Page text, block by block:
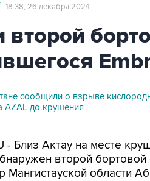
18:38, 26 декабря 2024
сообщили о взрыве
AZAL до крушения
- Близ Актау на месте
второй
Мангистауской области